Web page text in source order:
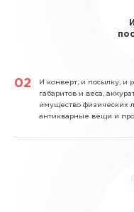
И конверт, и посылку, и
габаритов и веса,
имущество физических
антикварные вещи и